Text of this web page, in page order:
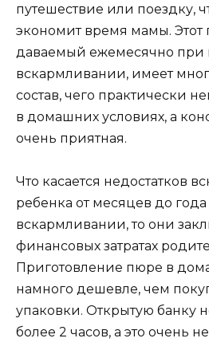
путешествие или поездку,
экономит время мамы. Этот
даваемый ежемесячно при
вскармливании, имеет
состав, чего практически
в домашних условиях, а
очень приятная.
Что касается недостатков
ребенка от месяцев до
вскармливании, то они
финансовых затратах
Приготовление пюре в
намного дешевле, чем
упаковки. Открытую банку
более 2 часов, а это очень